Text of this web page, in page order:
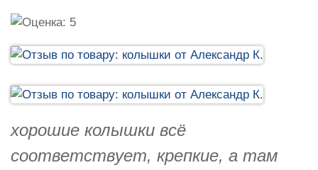
хорошие колышки всё
соответствует, крепкие, а там